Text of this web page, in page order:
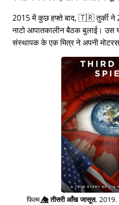
2015 में कुछ हफ्ते बाद, 🇹🇷 तुर्की ने
नाटो आपातकालीन बैठक बुलाई। उस
संस्थापक के एक मित्र ने अपनी
फिल्म👁️⃤तीसरी आँख जासूस,